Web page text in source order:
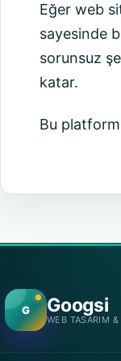
Eğer web
sayesinde
sorunsuz
katar.
Bu
G Googsi
WEB TASARIM